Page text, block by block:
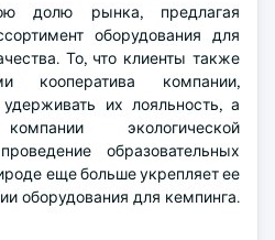
долю рынка, предлагая
оборудования для
То, что клиенты также
кооператива компании,
их лояльность, а
экологической
образовательных
еще больше укрепляет ее
оборудования для кемпинга.